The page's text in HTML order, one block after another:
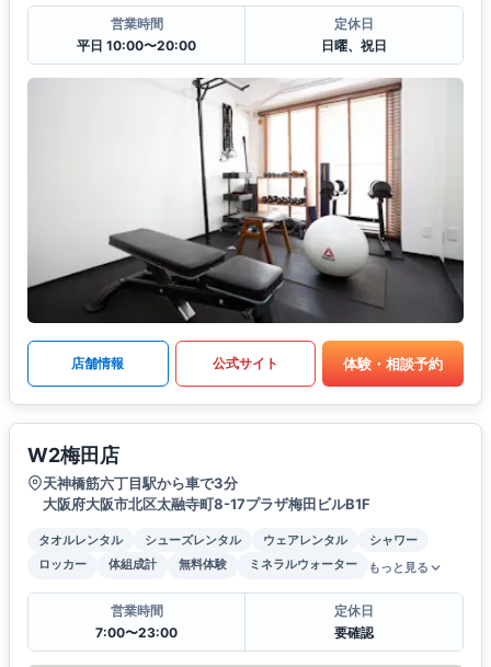
営業時間
平日 10:00〜20:00
定休日
日曜、祝日
店舗情報 公式サイト 体験・相談予約
W2梅田店
天神橋筋六丁目駅から車で3分
大阪府大阪市北区太融寺町8-17プラザ梅田ビルB1F
タオルレンタル シューズレンタル ウェアレンタル
シャワー
ロッカー
体組成計 無料体験 ミネラルウォーター もっと見る
営業時間
7:00〜23:00
定休日
要確認